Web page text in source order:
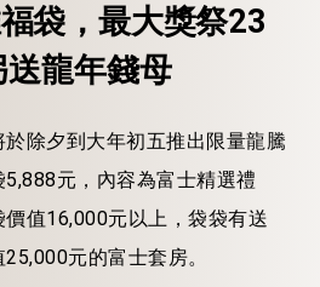
袋，最大獎祭23
送龍年錢母
除夕到大年初五推出限量龍騰
元，內容為富士精選禮
值16,000元以上，袋袋有送
元的富士套房。